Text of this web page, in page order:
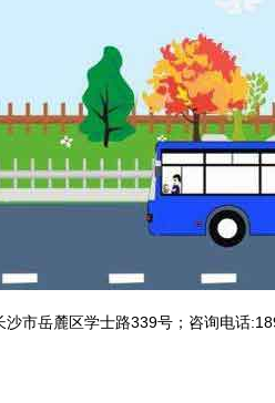
沙市岳麓区学士路339号；咨询电话